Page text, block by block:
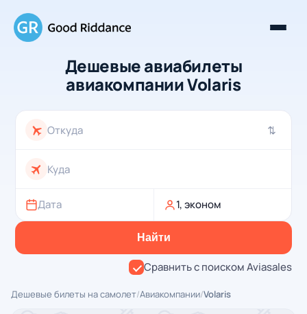
Дешевые авиабилеты
авиакомпании Volaris
⇄
Дата 1, эконом
Найти
Сравнить с поиском Aviasales
Дешевые билеты на самолет/Авиакомпании/Volaris